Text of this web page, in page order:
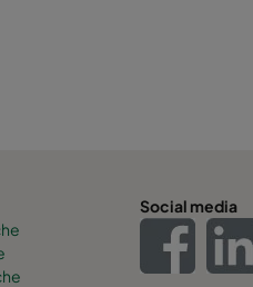
Social media